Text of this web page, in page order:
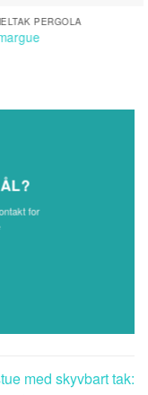
PERGOLA
for
med skyvbart tak: